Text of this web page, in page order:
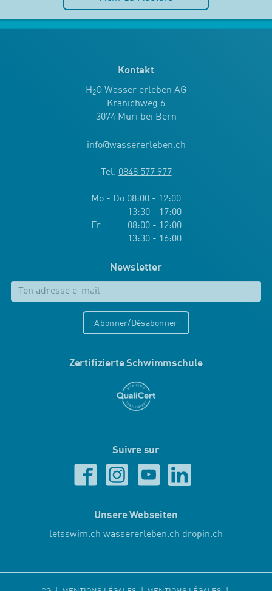
Kontakt
H2O Wasser erleben AG
Kranichweg 6
3074 Muri bei Bern
info@wassererleben.ch
Tel. 0848 577 977
Mo - Do 08:00 - 12:00
13:30 - 17:00
Fr 08:00 - 12:00
13:30 - 16:00
Newsletter
Abonner/Désabonner
Zertifizierte Schwimmschule
Suivre sur
Unsere Webseiten
letsswim.ch wassererleben.ch dropin.ch